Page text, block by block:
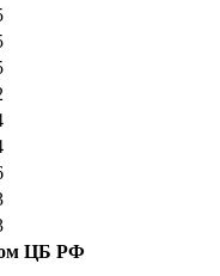
ЦБ РФ